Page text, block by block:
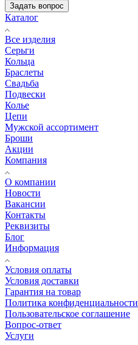
Задать вопрос
Каталог
Все изделия
Серьги
Кольца
Браслеты
Свадьба
Подвески
Колье
Цепи
Мужской ассортимент
Броши
Акции
Компания
О компании
Новости
Вакансии
Контакты
Реквизиты
Блог
Информация
Условия оплаты
Условия доставки
Гарантия на товар
Политика конфиденциальности
Пользовательское соглашение
Вопрос-ответ
Услуги